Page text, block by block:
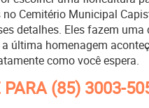
Cemitério Municipal
detalhes. Eles fazem uma
última homenagem
como você espera.
PARA(85) 3003-